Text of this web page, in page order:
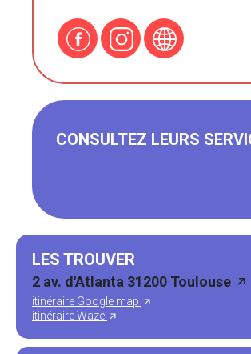
CONSULTEZ LEURS
LES TROUVER
2 av. d'Atlanta 31200 Toulouse
itinéraire Google map
itinéraire Waze